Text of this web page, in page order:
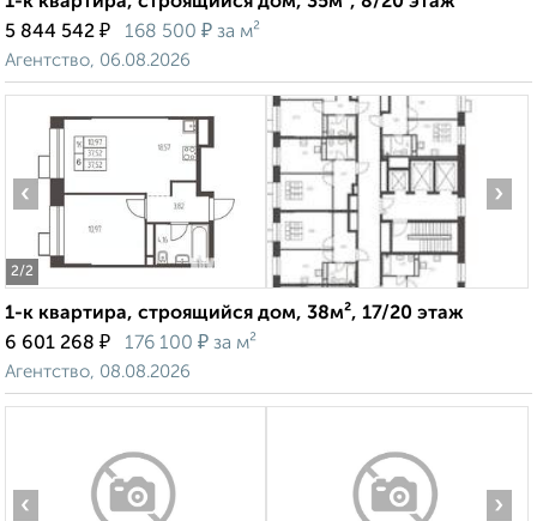
5 844 542 ₽ 168 500 ₽ за м²
Агентство, 06.08.2026
2/2
‹ ›
1-к квартира, строящийся дом, 38м², 17/20 этаж
6 601 268 ₽ 176 100 ₽ за м²
Агентство, 08.08.2026
‹ ›